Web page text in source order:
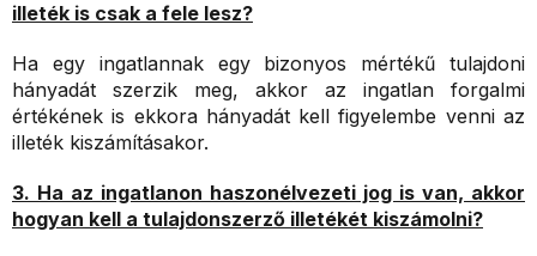
illeték is csak a fele lesz?
Ha egy ingatlannak egy bizonyos mértékű tulajdoni
hányadát szerzik meg, akkor az ingatlan forgalmi
értékének is ekkora hányadát kell figyelembe venni az
illeték kiszámításakor.
3. Ha az ingatlanon haszonélvezeti jog is van, akkor
hogyan kell a tulajdonszerző illetékét kiszámolni?